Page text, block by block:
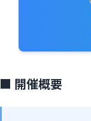
■ 開催概要